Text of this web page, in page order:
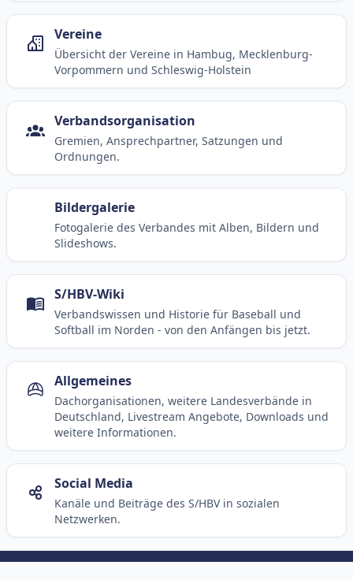
Vereine
Übersicht der Vereine in Hambug, Mecklenburg-
Vorpommern und Schleswig-Holstein
Verbandsorganisation
Gremien, Ansprechpartner, Satzungen und
Ordnungen.
Bildergalerie
Fotogalerie des Verbandes mit Alben, Bildern und
Slideshows.
S/HBV-Wiki
Verbandswissen und Historie für Baseball und
Softball im Norden - von den Anfängen bis jetzt.
Allgemeines
Dachorganisationen, weitere Landesverbände in
Deutschland, Livestream Angebote, Downloads und
weitere Informationen.
Social Media
Kanäle und Beiträge des S/HBV in sozialen
Netzwerken.